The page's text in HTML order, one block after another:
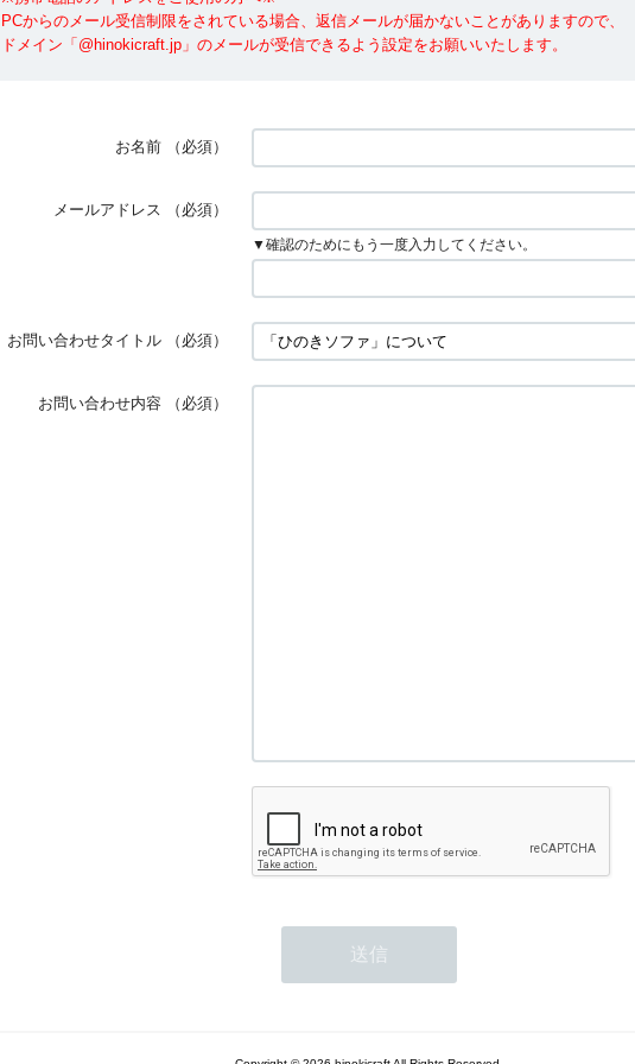
PCからのメール受信制限をされている場合、返信メールが届かないことがありますので、
ドメイン「@hinokicraft.jp」のメールが受信できるよう設定をお願いいたします。
お名前 （必須）
メールアドレス （必須）
▼確認のためにもう一度入力してください。
お問い合わせタイトル （必須）
お問い合わせ内容 （必須）